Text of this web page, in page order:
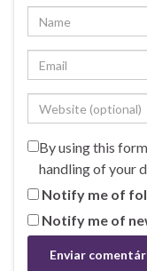
By using this
handling of your
Notify me of
Notify me of